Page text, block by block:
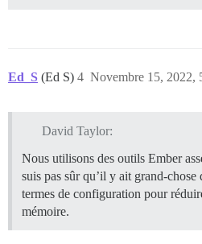
Ed_S (Ed S) Novembre 15, 2022,
4
David Taylor:
Nous utilisons des outils Ember
suis pas sûr qu’il y ait grand-
termes de configuration pour
mémoire.